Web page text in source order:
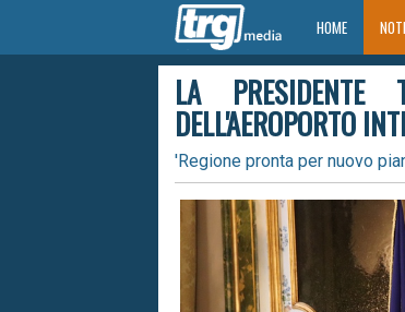
HOMEHOME
LA
DELL'AEROPORTO
'Regione pronta per nuovo